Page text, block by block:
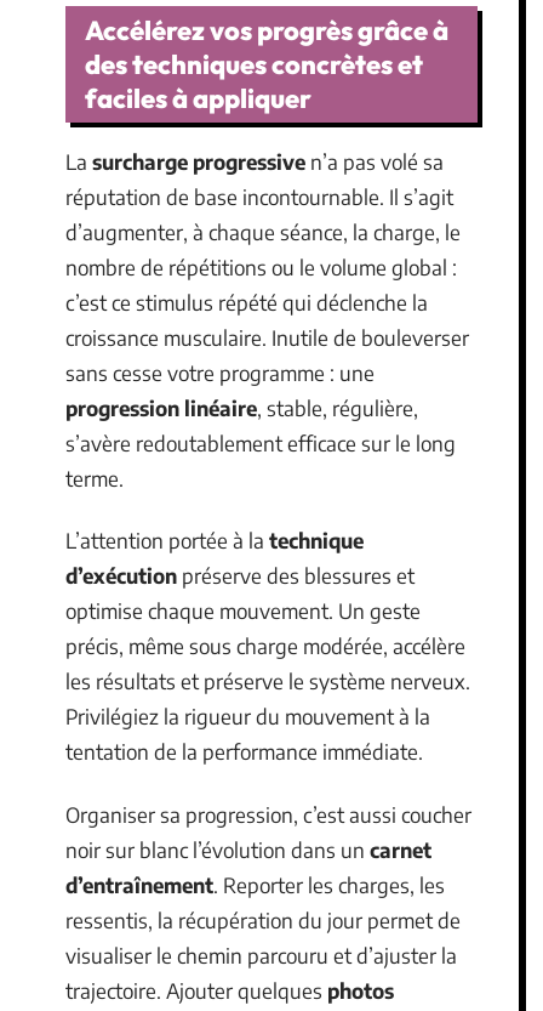
Accélérez vos progrès grâce à
des techniques concrètes et
faciles à appliquer
La surcharge progressive n’a pas volé sa
réputation de base incontournable. Il s’agit
d’augmenter, à chaque séance, la charge, le
nombre de répétitions ou le volume global :
c’est ce stimulus répété qui déclenche la
croissance musculaire. Inutile de bouleverser
sans cesse votre programme : une
progression linéaire, stable, régulière,
s’avère redoutablement efficace sur le long
terme.
L’attention portée à la technique
d’exécution préserve des blessures et
optimise chaque mouvement. Un geste
précis, même sous charge modérée, accélère
les résultats et préserve le système nerveux.
Privilégiez la rigueur du mouvement à la
tentation de la performance immédiate.
Organiser sa progression, c’est aussi coucher
noir sur blanc l’évolution dans un carnet
d’entraînement. Reporter les charges, les
ressentis, la récupération du jour permet de
visualiser le chemin parcouru et d’ajuster la
trajectoire. Ajouter quelques photos